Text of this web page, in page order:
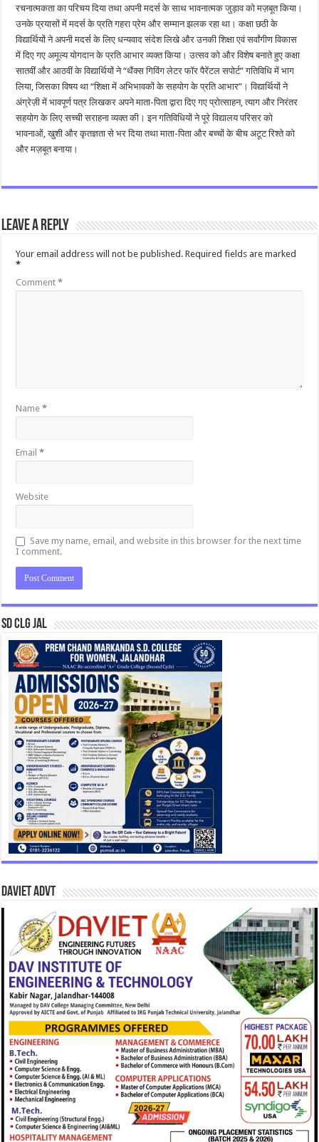
रचनात्मकता का परिचय दिया तथा अपनी मदर्स के साथ भावनात्मक जुड़ाव को मज़बूत किया।
उनके प्रयासों में मदर्स के प्रति गहरा प्रेम और सम्मान झलक रहा था। कक्षा छठी के
विद्यार्थियों ने अपनी मदर्स के लिए धन्यवाद संदेश लिखे और उनकी शिक्षा एवं सर्वांगीण विकास
में दिए गए अमूल्य योगदान के प्रति आभार व्यक्त किया। उत्सव को और विशेष बनाते हुए कक्षा
सातवीं और आठवीं के विद्यार्थियों ने “थैंक्स गिविंग लेटर फॉर पैरेंटल सपोर्ट” गतिविधि में भाग
लिया, जिसका विषय था “शिक्षा में अभिभावकों के सहयोग के प्रति आभार”। विद्यार्थियों ने
अंग्रेज़ी में भावपूर्ण पत्र लिखकर अपने माता-पिता द्वारा दिए गए प्रोत्साहन, त्याग और निरंतर
सहयोग के लिए सच्ची सराहना व्यक्त की। इन गतिविधियों ने पूरे विद्यालय परिसर को
भावनाओं, खुशी और कृतज्ञता से भर दिया तथा माता-पिता और बच्चों के बीच अटूट रिश्ते को
और मज़बूत बनाया।
Leave a Reply
Your email address will not be published. Required fields are marked
*
Comment*
Name*
Email*
Website
Save my name, email, and website in this browser for the next time
I comment.
SD CLG JAL
DAVIET Advt